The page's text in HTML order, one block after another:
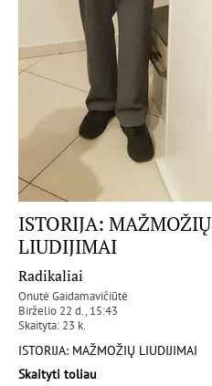
ISTORIJA: MAŽMOŽIŲ
LIUDIJIMAI
Radikaliai
Onutė Gaidamavičiūtė
Birželio 22 d., 15:43
Skaityta: 23 k.
ISTORIJA: MAŽMOŽIŲ LIUDIJIMAI
Skaityti toliau